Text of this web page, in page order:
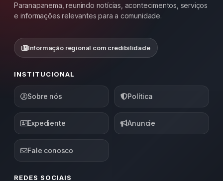
Paranapanema, reunindo notícias, acontecimentos, serviços
e informações relevantes para a comunidade.
Informação regional com credibilidade
INSTITUCIONAL
Sobre nós Política
Expediente Anuncie
Fale conosco
REDES SOCIAIS